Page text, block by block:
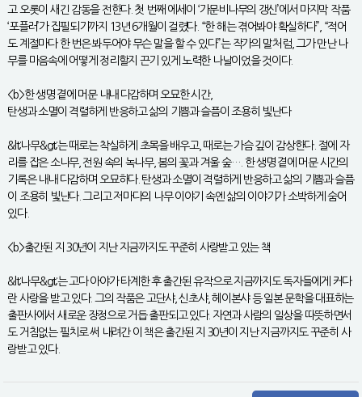
고 오롯이 새긴 감동을 전한다. 첫 번째 에세이 ‘가문비나무의 갱신’에서 마지막 작품
‘포플러’가 집필되기까지 13년 6개월이 걸렸다. “한 해는 겪어봐야 확실하다”, “적어
도 계절마다 한 번은 봐두어야 무슨 말을 할 수 있다”는 작가의 말처럼, 그가 만난 나
무를 마음속에 어떻게 정리할지 끈기 있게 노력한 나날이었을 것이다.
<b>한 생명 곁에 머문 내내 다감하며 오묘한 시간,
탄생과 소멸이 격렬하게 반응하고 삶의 기쁨과 슬픔이 조용히 빛난다
&lt;나무&gt;는 때로는 착실하게 초목을 배우고, 때로는 가슴 깊이 감상한다. 절에 자
리를 잡은 소나무, 전원 속의 녹나무, 봄의 꽃과 겨울 숲…. 한 생명 곁에 머문 시간의
기록은 내내 다감하며 오묘하다. 탄생과 소멸이 격렬하게 반응하고 삶의 기쁨과 슬픔
이 조용히 빛난다. 그리고 저마다의 나무 이야기 속엔 삶의 이야기가 소박하게 숨어
있다.
<b>출간된 지 30년이 지난 지금까지도 꾸준히 사랑받고 있는 책
&lt;나무&gt;는 고다 아야가 타계한 후 출간된 유작으로 지금까지도 독자들에게 커다
란 사랑을 받고 있다. 그의 작품은 고단샤, 신초샤, 헤이본샤 등 일본 문학을 대표하는
출판사에서 새로운 장정으로 거듭 출판되고 있다. 자연과 사람의 일상을 따뜻하면서
도 거침없는 필치로 써 내려간 이 책은 출간된 지 30년이 지난 지금까지도 꾸준히 사
랑받고 있다.